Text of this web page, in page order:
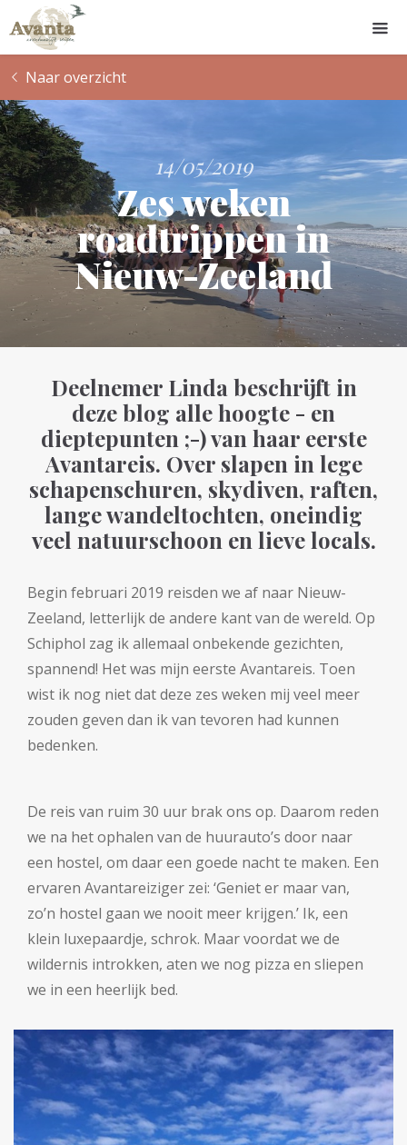
14/05/2019
Zes weken
roadtrippen in
Nieuw-Zeeland
Naar overzicht
Deelnemer Linda beschrijft in
deze blog alle hoogte - en
dieptepunten ;-) van haar eerste
Avantareis. Over slapen in lege
schapenschuren, skydiven, raften,
lange wandeltochten, oneindig
veel natuurschoon en lieve locals.
Begin februari 2019 reisden we af naar Nieuw-
Zeeland, letterlijk de andere kant van de wereld. Op
Schiphol zag ik allemaal onbekende gezichten,
spannend! Het was mijn eerste Avantareis. Toen
wist ik nog niet dat deze zes weken mij veel meer
zouden geven dan ik van tevoren had kunnen
bedenken.
De reis van ruim 30 uur brak ons op. Daarom reden
we na het ophalen van de huurauto’s door naar
een hostel, om daar een goede nacht te maken. Een
ervaren Avantareiziger zei: ‘Geniet er maar van,
zo’n hostel gaan we nooit meer krijgen.’ Ik, een
klein luxepaardje, schrok. Maar voordat we de
wildernis introkken, aten we nog pizza en sliepen
we in een heerlijk bed.